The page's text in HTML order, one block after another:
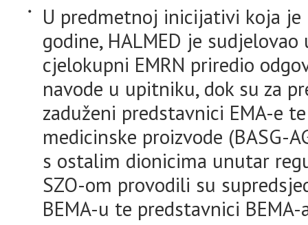
U predmetnoj inicijativi koja
godine, HALMED je
cjelokupni EMRN priredio
navode u upitniku, dok su za
zaduženi predstavnici EMA-e
medicinske proizvode (BASG-
s ostalim dionicima unutar
SZO-om provodili su
BEMA-u te predstavnici